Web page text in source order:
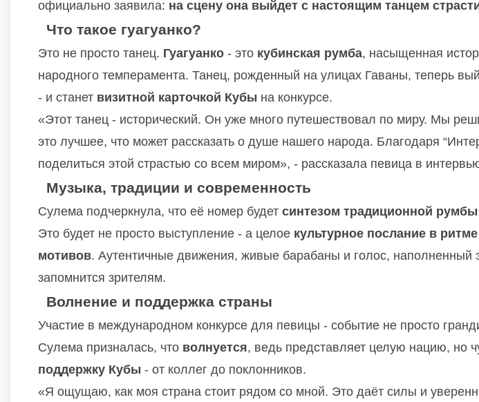
официально заявила: на сцену она выйдет с настоящим танцем
Что такое гуагуанко?
Это не просто танец. Гуагуанко - это кубинская румба, насыщенная
народного темперамента. Танец, рожденный на улицах Гаваны, теперь
- и станет визитной карточкой Кубы на конкурсе.
«Этот танец - исторический. Он уже много путешествовал по миру. Мы
это лучшее, что может рассказать о душе нашего народа. Благодаря
поделиться этой страстью со всем миром», - рассказала певица в
Музыка, традиции и современность
Сулема подчеркнула, что её номер будет синтезом традиционной
Это будет не просто выступление - а целое культурное послание в
мотивов. Аутентичные движения, живые барабаны и голос, наполненный
запомнится зрителям.
Волнение и поддержка страны
Участие в международном конкурсе для певицы - событие не просто
Сулема призналась, что волнуется, ведь представляет целую нацию, но
поддержку Кубы - от коллег до поклонников.
«Я ощущаю, как моя страна стоит рядом со мной. Это даёт силы и